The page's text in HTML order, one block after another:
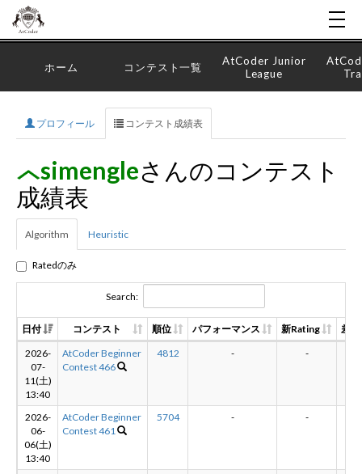
ホーム コンテスト一覧
AtCoder Junior
League
プロフィール コンテスト成績表
simengleさんのコンテスト
成績表
Algorithm Heuristic
Ratedのみ
Search:
日付 コンテスト 順位 パフォーマンス 新Rating
差分
2026-
07-
11(土)
13:40
AtCoder Beginner
Contest 466
4812 - -
2026-
06-
06(土)
13:40
AtCoder Beginner
Contest 461
5704 - -